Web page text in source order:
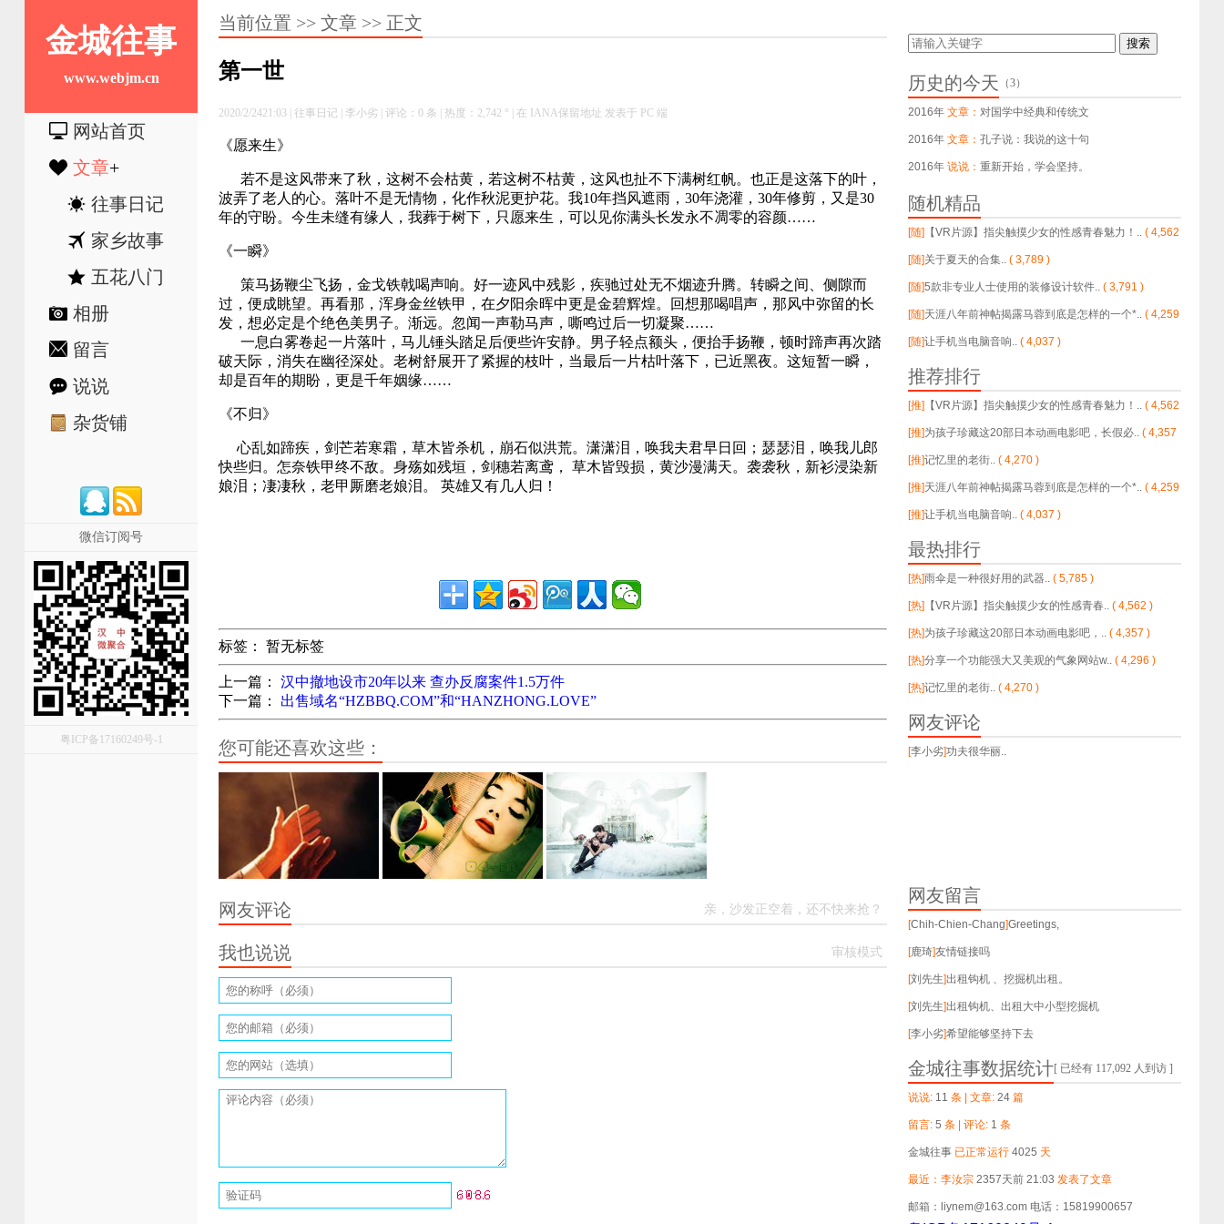
金城往事
www.webjm.cn
网站首页
文章+
往事日记
家乡故事
五花八门
相册
留言
说说
杂货铺
微信订阅号
粤ICP备17160249号-1
搜索
历史的今天 （3）
2016年 文章： 对国学中经典和传统文
2016年 文章： 孔子说：我说的这十句
2016年 说说： 重新开始，学会坚持。
随机精品
[随] 【VR片源】指尖触摸少女的性感青春魅力！.. ( 4,562
)[随]关于夏天的合集.. ( 3,789 )
[随]5款非专业人士使用的装修设计软件.. ( 3,791 )
[随]天涯八年前神帖揭露马蓉到底是怎样的一个*.. ( 4,259
)[随]让手机当电脑音响.. ( 4,037 )
推荐排行
[推] 【VR片源】指尖触摸少女的性感青春魅力！.. ( 4,562
)[推]为孩子珍藏这20部日本动画电影吧，长假必.. ( 4,357
)[推]记忆里的老街.. ( 4,270 )
[推]天涯八年前神帖揭露马蓉到底是怎样的一个*.. ( 4,259
)[推]让手机当电脑音响.. ( 4,037 )
最热排行
[热]雨伞是一种很好用的武器.. ( 5,785 )
[热] 【VR片源】指尖触摸少女的性感青春.. ( 4,562 )
[热]为孩子珍藏这20部日本动画电影吧，.. ( 4,357 )
[热]分享一个功能强大又美观的气象网站w.. ( 4,296 )
[热]记忆里的老街.. ( 4,270 )
网友评论
[李小劣]功夫很华丽..
网友留言
[Chih-Chien-Chang]Greetings,
[鹿琦]友情链接吗
[刘先生]出租钩机 、挖掘机出租。
[刘先生]出租钩机、出租大中小型挖掘机
[李小劣]希望能够坚持下去
金城往事数据统计[ 已经有 117,092 人到访 ]
说说: 11 条 | 文章: 24 篇
留言: 5 条 | 评论: 1 条
金城往事 已正常运行 4025 天
最近：李汝宗 2357天前 21:03 发表了文章
邮箱：liynem@163.com 电话：15819900657
当前位置 >> 文章 >> 正文
第一世
2020/2/2421:03 | 往事日记 | 李小劣 | 评论：0 条 | 热度：2,742 ° | 在 IANA保留地址 发表于 PC 端
《愿来生》
若不是这风带来了秋，这树不会枯黄，若这树不枯黄，这风也扯不下满树红帆。也正是这落下的叶，
波弄了老人的心。落叶不是无情物，化作秋泥更护花。我10年挡风遮雨，30年浇灌，30年修剪，又是30
年的守盼。今生未缝有缘人，我葬于树下，只愿来生，可以见你满头长发永不凋零的容颜……
《一瞬》
策马扬鞭尘飞扬，金戈铁戟喝声响。好一迹风中残影，疾驰过处无不烟迹升腾。转瞬之间、侧隙而
过，便成眺望。再看那，浑身金丝铁甲，在夕阳余晖中更是金碧辉煌。回想那喝唱声，那风中弥留的长
发，想必定是个绝色美男子。渐远。忽闻一声勒马声，嘶鸣过后一切凝聚……
一息白雾卷起一片落叶，马儿锤头踏足后便些许安静。男子轻点额头，便抬手扬鞭，顿时蹄声再次踏
破天际，消失在幽径深处。老树舒展开了紧握的枝叶，当最后一片枯叶落下，已近黑夜。这短暂一瞬，
却是百年的期盼，更是千年姻缘……
《不归》
心乱如蹄疾，剑芒若寒霜，草木皆杀机，崩石似洪荒。潇潇泪，唤我夫君早日回；瑟瑟泪，唤我儿郎
快些归。怎奈铁甲终不敌。身殇如残垣，剑穗若离鸢， 草木皆毁损，黄沙漫满天。袭袭秋，新衫浸染新
娘泪；凄凄秋，老甲厮磨老娘泪。 英雄又有几人归！
标签：暂无标签
上一篇：汉中撤地设市20年以来 查办反腐案件1.5万件
下一篇： 出售域名“HZBBQ.COM”和“HANZHONG.LOVE”
您可能还喜欢这些：
网友评论 亲，沙发正空着，还不快来抢？
我也说说 审核模式